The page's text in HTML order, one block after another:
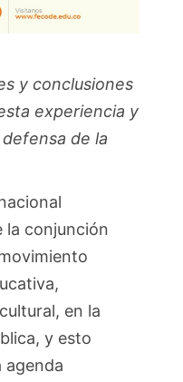
y conclusiones
experiencia y
de la
la conjunción
en la
y esto
agenda